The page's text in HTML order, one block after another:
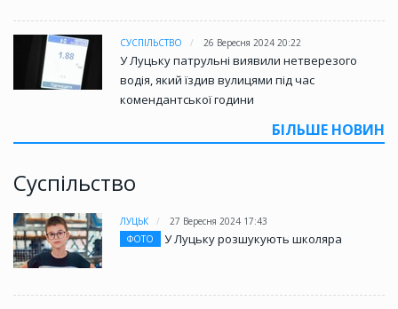
СУСПІЛЬСТВО 26 Вересня 2024 20:22
У Луцьку патрульні виявили нетверезого
водія, який їздив вулицями під час
комендантської години
БІЛЬШЕ НОВИН
Суспільство
ЛУЦЬК
27 Вересня 2024 17:43
ФОТО
У Луцьку розшукують школяра